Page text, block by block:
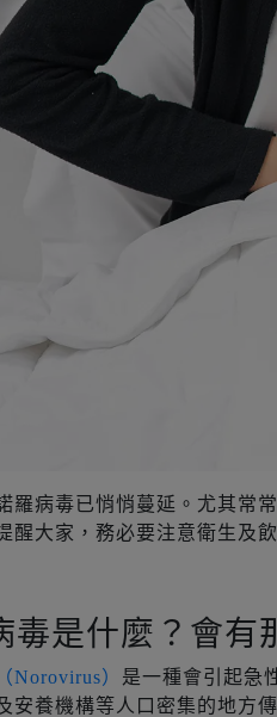
羅病毒已悄悄蔓延。尤其常
醒大家，務必要注意衛生及
毒是什麼？會有
Norovirus） 是一種會引起急
安養機構等人口密集的地方